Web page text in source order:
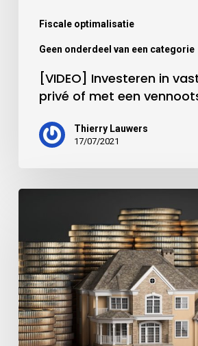
Fiscale optimalisatie
Geen onderdeel van een categorie
[VIDEO] Investeren in
privé of met een
Thierry Lauwers
17/07/2021